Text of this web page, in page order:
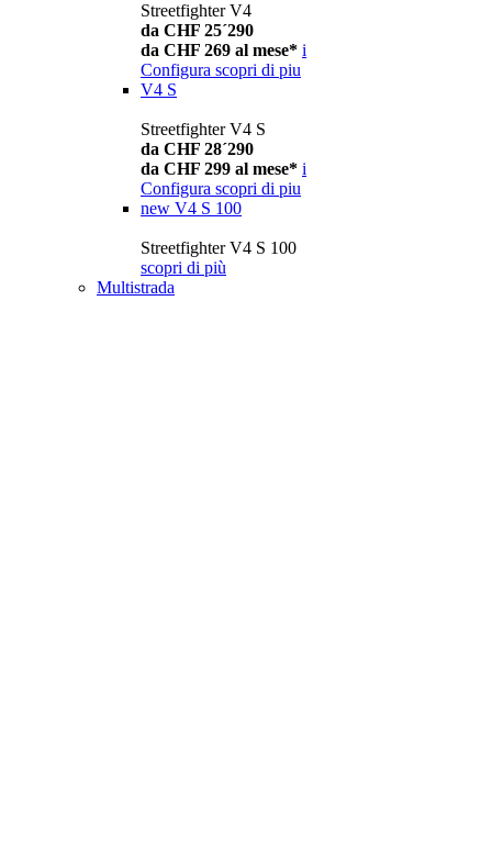
Streetfighter V4
da CHF 25´290
da CHF 269 al mese* i
Configura scopri di piu
V4 S
Streetfighter V4 S
da CHF 28´290
da CHF 299 al mese* i
Configura scopri di piu
new V4 S 100
Streetfighter V4 S 100
scopri di più
Multistrada